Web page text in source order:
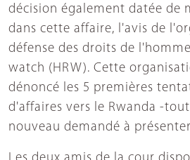
décision également datée de
dans cette affaire, l'avis de
défense des droits de
watch (HRW). Cette
dénoncé les 5 premières
d'affaires vers le Rwanda -
nouveau demandé à